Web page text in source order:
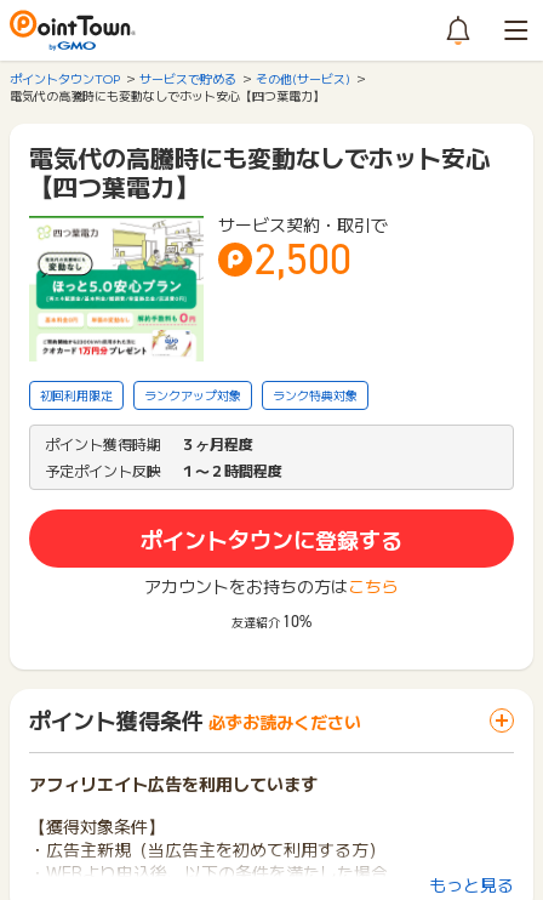
ポイントタウンTOP サービスで貯める
その他(サービス)
電気代の高騰時にも変動なしでホット安心【四つ葉電力】
電気代の高騰時にも変動なしでホット安心
【四つ葉電力】
サービス契約・取引で
2,500
初回利用限定 ランクアップ対象 ランク特典対象
ポイント獲得時期
３ヶ月程度
予定ポイント反映
１〜２時間程度
ポイントタウンに登録する
アカウントをお持ちの方はこちら
友達紹介 10%
ポイント獲得条件 必ずお読みください
アフィリエイト広告を利用しています
【獲得対象条件】
・広告主新規（当広告主を初めて利用する方）
・WEBより申込後、以下の条件を満たした場合
もっと見る